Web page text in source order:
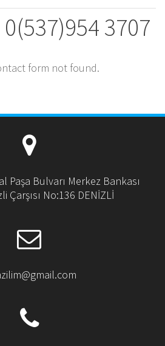
3707
form not found.
Paşa Bulvarı Merkez Bankası
Çarşısı No:136 DENİZLİ